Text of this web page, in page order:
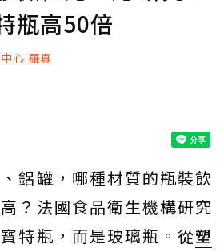
瓶高50倍
心 羅真
鋁罐，哪種材質的瓶裝飲
？法國食品衛生機構研究
特瓶，而是玻璃瓶。從塑